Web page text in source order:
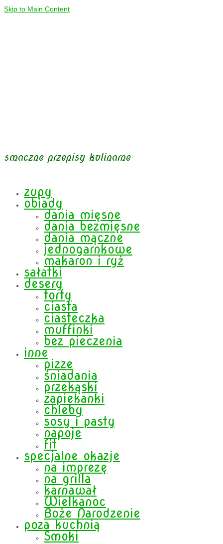
Skip to Main Content
smaczne przepisy kulinarne
zupy
obiady
dania mięsne
dania bezmięsne
dania mączne
jednogarnkowe
makaron i ryż
sałatki
desery
torty
ciasta
ciasteczka
muffinki
bez pieczenia
inne
pizze
śniadania
przekąski
zapiekanki
chleby
sosy i pasty
napoje
fit
specjalne okazje
na imprezę
na grilla
karnawał
Wielkanoc
Boże Narodzenie
poza kuchnią
Smoki